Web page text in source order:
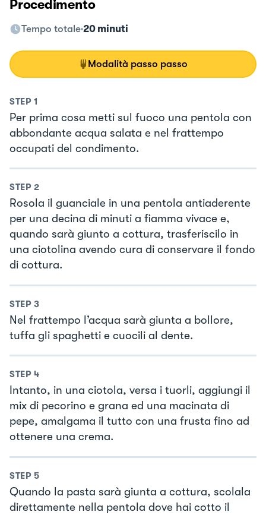
Procedimento
Tempo totale 20 minuti
Modalità passo passo
STEP 1
Per prima cosa metti sul fuoco una pentola con
abbondante acqua salata e nel frattempo
occupati del condimento.
STEP 2
Rosola il guanciale in una pentola antiaderente
per una decina di minuti a fiamma vivace e,
quando sarà giunto a cottura, trasferiscilo in
una ciotolina avendo cura di conservare il fondo
di cottura.
STEP 3
Nel frattempo l’acqua sarà giunta a bollore,
tuffa gli spaghetti e cuocili al dente.
STEP 4
Intanto, in una ciotola, versa i tuorli, aggiungi il
mix di pecorino e grana ed una macinata di
pepe, amalgama il tutto con una frusta fino ad
ottenere una crema.
STEP 5
Quando la pasta sarà giunta a cottura, scolala
direttamente nella pentola dove hai cotto il